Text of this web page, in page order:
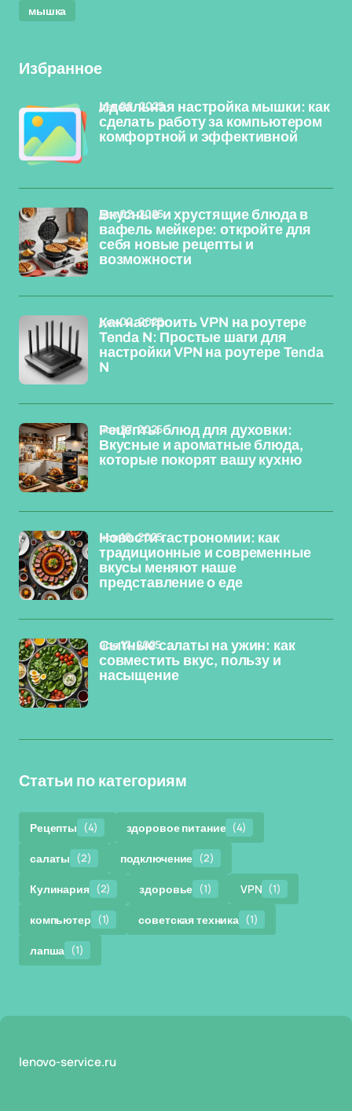
мышка
Избранное
Идеальная настройка мышки: как
сделать работу за компьютером
комфортной и эффективной
дек 08, 2025
Вкусные и хрустящие блюда в
вафель мейкере: откройте для
себя новые рецепты и
возможности
дек 02, 2025
Как настроить VPN на роутере
Tenda N: Простые шаги для
настройки VPN на роутере Tenda
N
дек 02, 2025
Рецепты блюд для духовки:
Вкусные и ароматные блюда,
которые покорят вашу кухню
ноя 27, 2025
Новости гастрономии: как
традиционные и современные
вкусы меняют наше
представление о еде
ноя 18, 2025
Сытные салаты на ужин: как
совместить вкус, пользу и
насыщение
ноя 17, 2025
Статьи по категориям
Рецепты (4) здоровое питание (4)
салаты (2) подключение (2)
Кулинария (2) здоровье (1) VPN (1)
компьютер (1) советская техника (1)
лапша (1)
lenovo-service.ru